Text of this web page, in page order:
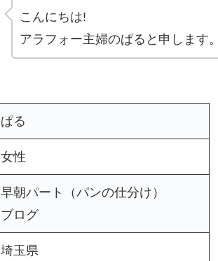
こんにちは!
アラフォー主婦のぱると申します。
ぱる
女性
早朝パート（パンの仕分け）
ブログ
埼玉県